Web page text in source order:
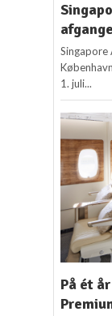
Singapore
1. juli...
På ét